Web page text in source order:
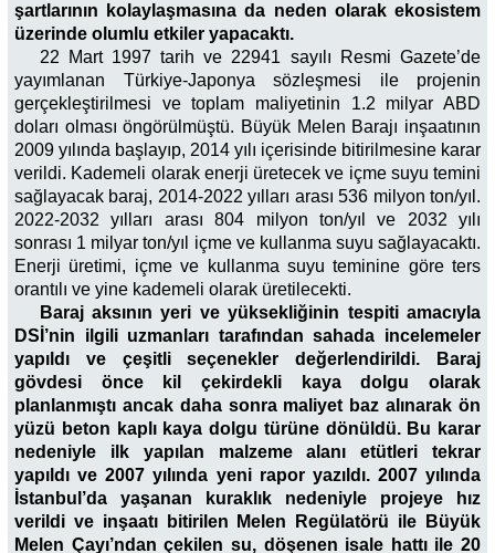
şartlarının kolaylaşmasına da neden olarak ekosistem
üzerinde olumlu etkiler yapacaktı.
22 Mart 1997 tarih ve 22941 sayılı Resmi Gazete’de
yayımlanan Türkiye-Japonya sözleşmesi ile projenin
gerçekleştirilmesi ve toplam maliyetinin 1.2 milyar ABD
doları olması öngörülmüştü. Büyük Melen Barajı inşaatının
2009 yılında başlayıp, 2014 yılı içerisinde bitirilmesine karar
verildi. Kademeli olarak enerji üretecek ve içme suyu temini
sağlayacak baraj, 2014-2022 yılları arası 536 milyon ton/yıl.
2022-2032 yılları arası 804 milyon ton/yıl ve 2032 yılı
sonrası 1 milyar ton/yıl içme ve kullanma suyu sağlayacaktı.
Enerji üretimi, içme ve kullanma suyu teminine göre ters
orantılı ve yine kademeli olarak üretilecekti.
Baraj aksının yeri ve yüksekliğinin tespiti amacıyla
DSİ’nin ilgili uzmanları tarafından sahada incelemeler
yapıldı ve çeşitli seçenekler değerlendirildi. Baraj
gövdesi önce kil çekirdekli kaya dolgu olarak
planlanmıştı ancak daha sonra maliyet baz alınarak ön
yüzü beton kaplı kaya dolgu türüne dönüldü. Bu karar
nedeniyle ilk yapılan malzeme alanı etütleri tekrar
yapıldı ve 2007 yılında yeni rapor yazıldı. 2007 yılında
İstanbul’da yaşanan kuraklık nedeniyle projeye hız
verildi ve inşaatı bitirilen Melen Regülatörü ile Büyük
Melen Çayı’ndan çekilen su, döşenen isale hattı ile 20